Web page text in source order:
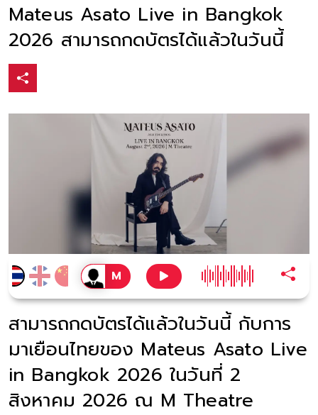
Mateus Asato Live in Bangkok
2026 สามารถกดบัตรได้แล้วในวันนี้
สามารถกดบัตรได้แล้วในวันนี้ กับการ
มาเยือนไทยของ Mateus Asato Live
in Bangkok 2026 ในวันที่ 2
สิงหาคม 2026 ณ M Theatre